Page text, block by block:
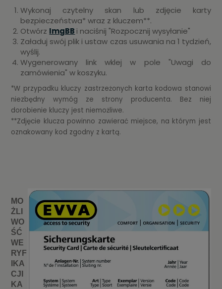
Wykonaj czytelny skan lub zdjęcie karty
bezpieczeństwa* wraz z kluczem**.
Otwórz ImgBB i naciśnij "Rozpocznij wysyłanie"
Załaduj swój plik i ustaw czas usuwania na 1 tydzień,
wyślij.
Wygenerowany link wklej w pole "Uwagi do
zamówienia" w koszyku.
*W przypadku kluczy zastrzeżonych karta kodowa stanowi
niezbędny wymóg ze strony producenta. Bez niej
dorobienie kluczy jest niemożliwe.
**Zdjęcie klucza powinno zawierać miejsce, na którym jest
oznakowany kod zgodny z kartą.
MO
ŻLI
WO
ŚĆ
WE
RYF
IKA
CJI
KA